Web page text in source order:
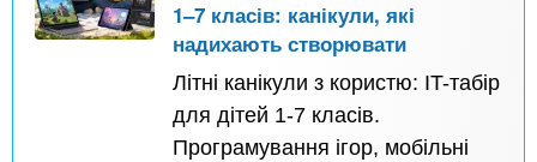
1–7 класів: канікули, які
надихають створювати
Літні канікули з користю: IT-табір
для дітей 1-7 класів.
Програмування ігор, мобільні